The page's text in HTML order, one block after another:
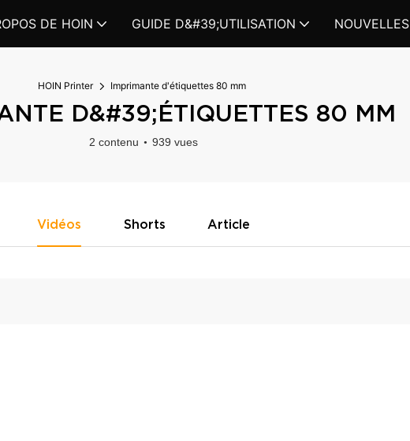
DE HOIN GUIDE D&#39;UTILISATION NOUVELLES
HOIN Printer Imprimante d'étiquettes 80 mm
D&#39;ÉTIQUETTES 80 MM
2 contenu 939 vues
Vidéos Shorts Article